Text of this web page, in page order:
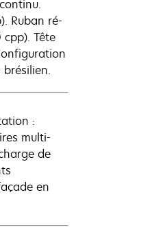
Ruban ré-
Tête
:
multi-
de
en